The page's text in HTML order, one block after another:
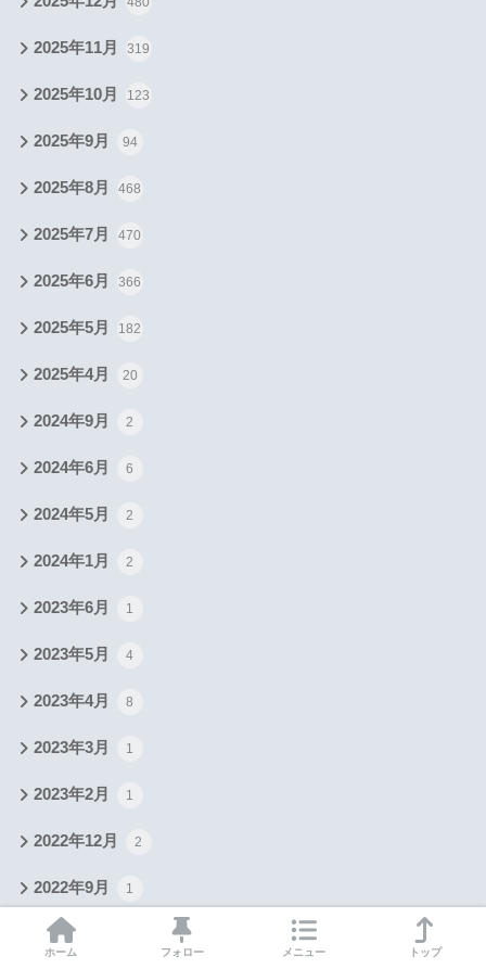
2025年11月 319
2025年10月 123
2025年9月 94
2025年8月 468
2025年7月 470
2025年6月 366
2025年5月 182
2025年4月 20
2024年9月 2
2024年6月 6
2024年5月 2
2024年1月 2
2023年6月 1
2023年5月 4
2023年4月 8
2023年3月 1
2023年2月 1
2022年12月 2
2022年9月 1
2021年6月
ホーム フォロー メニュー トップ